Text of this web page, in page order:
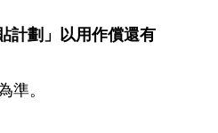
計劃」以用作償還有
。